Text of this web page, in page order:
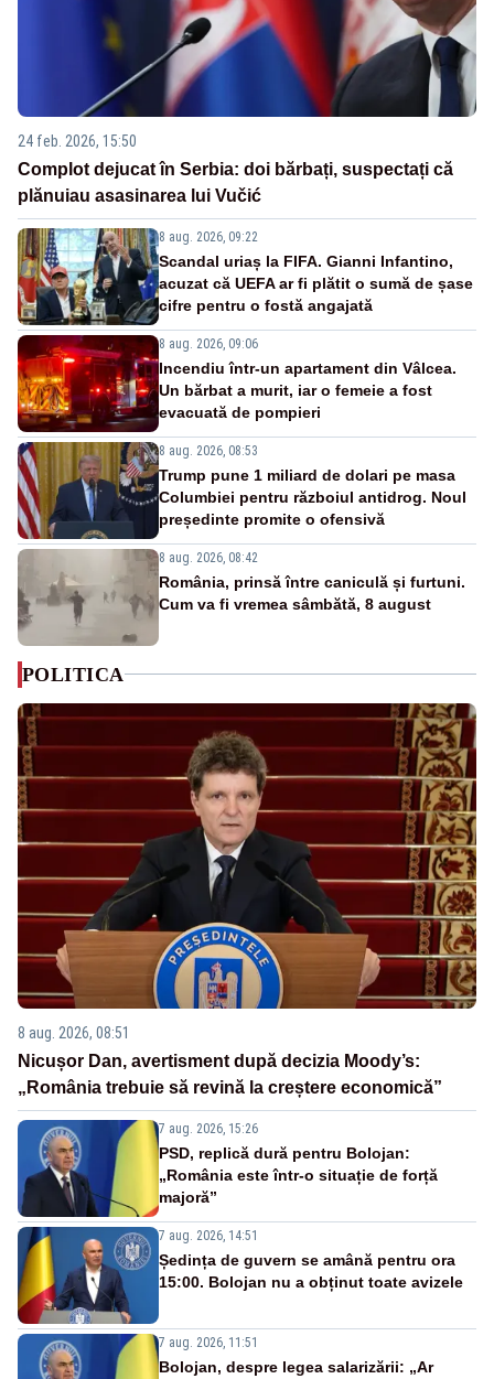
24 feb. 2026, 15:50
Complot dejucat în Serbia: doi bărbați, suspectați că
plănuiau asasinarea lui Vučić
8 aug. 2026, 09:22
Scandal uriaș la FIFA. Gianni Infantino,
acuzat că UEFA ar fi plătit o sumă de șase
cifre pentru o fostă angajată
8 aug. 2026, 09:06
Incendiu într-un apartament din Vâlcea.
Un bărbat a murit, iar o femeie a fost
evacuată de pompieri
8 aug. 2026, 08:53
Trump pune 1 miliard de dolari pe masa
Columbiei pentru războiul antidrog. Noul
președinte promite o ofensivă
8 aug. 2026, 08:42
România, prinsă între caniculă și furtuni.
Cum va fi vremea sâmbătă, 8 august
POLITICA
8 aug. 2026, 08:51
Nicușor Dan, avertisment după decizia Moody’s:
„România trebuie să revină la creștere economică”
7 aug. 2026, 15:26
PSD, replică dură pentru Bolojan:
„România este într-o situație de forță
majoră”
7 aug. 2026, 14:51
Ședința de guvern se amână pentru ora
15:00. Bolojan nu a obținut toate avizele
7 aug. 2026, 11:51
Bolojan, despre legea salarizării: „Ar